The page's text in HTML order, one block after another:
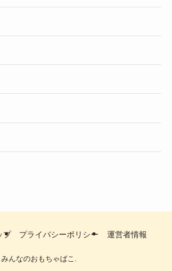
プ プライバシーポリシー 運営者情報
んなのおもちゃばこ.